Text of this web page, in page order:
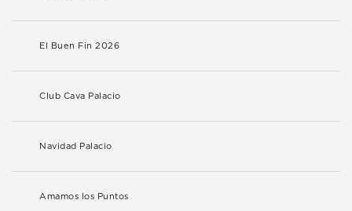
El Buen Fin 2026
Club Cava Palacio
Navidad Palacio
Amamos los Puntos